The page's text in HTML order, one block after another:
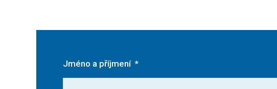
Jméno a příjmení *